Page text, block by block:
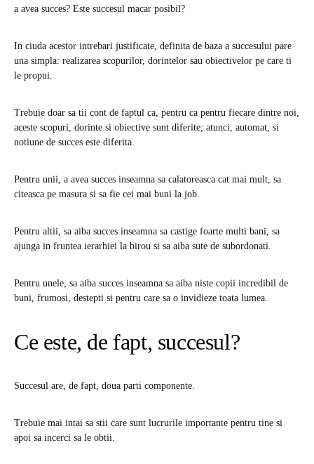
a avea succes? Este succesul macar posibil?
In ciuda acestor intrebari justificate, definita de baza a succesului pare
una simpla: realizarea scopurilor, dorintelor sau obiectivelor pe care ti
le propui.
Trebuie doar sa tii cont de faptul ca, pentru ca pentru fiecare dintre noi,
aceste scopuri, dorinte si obiective sunt diferite; atunci, automat, si
notiune de succes este diferita.
Pentru unii, a avea succes inseamna sa calatoreasca cat mai mult, sa
citeasca pe masura si sa fie cei mai buni la job.
Pentru altii, sa aiba succes inseamna sa castige foarte multi bani, sa
ajunga in fruntea ierarhiei la birou si sa aiba sute de subordonati.
Pentru unele, sa aiba succes inseamna sa aiba niste copii incredibil de
buni, frumosi, destepti si pentru care sa o invidieze toata lumea.
Ce este, de fapt, succesul?
Succesul are, de fapt, doua parti componente.
Trebuie mai intai sa stii care sunt lucrurile importante pentru tine si
apoi sa incerci sa le obtii.